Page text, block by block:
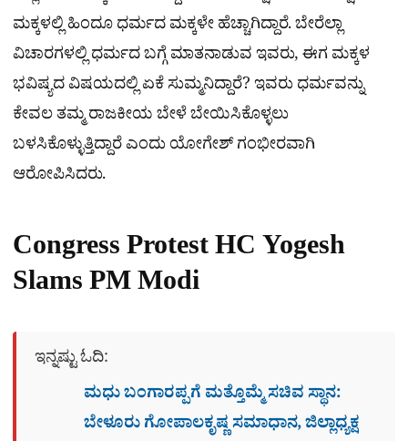
ಮಕ್ಕಳಲ್ಲಿ ಹಿಂದೂ ಧರ್ಮದ ಮಕ್ಕಳೇ ಹೆಚ್ಚಾಗಿದ್ದಾರೆ. ಬೇರೆಲ್ಲಾ
ವಿಚಾರಗಳಲ್ಲಿ ಧರ್ಮದ ಬಗ್ಗೆ ಮಾತನಾಡುವ ಇವರು, ಈಗ ಮಕ್ಕಳ
ಭವಿಷ್ಯದ ವಿಷಯದಲ್ಲಿ ಏಕೆ ಸುಮ್ಮನಿದ್ದಾರೆ? ಇವರು ಧರ್ಮವನ್ನು
ಕೇವಲ ತಮ್ಮ ರಾಜಕೀಯ ಬೇಳೆ ಬೇಯಿಸಿಕೊಳ್ಳಲು
ಬಳಸಿಕೊಳ್ಳುತ್ತಿದ್ದಾರೆ ಎಂದು ಯೋಗೇಶ್ ಗಂಭೀರವಾಗಿ
ಆರೋಪಿಸಿದರು.
Congress Protest HC Yogesh
Slams PM Modi
ಇನ್ನಷ್ಟು ಓದಿ:
ಮಧು ಬಂಗಾರಪ್ಪಗೆ ಮತ್ತೊಮ್ಮೆ ಸಚಿವ ಸ್ಥಾನ:
ಬೇಳೂರು ಗೋಪಾಲಕೃಷ್ಣ ಸಮಾಧಾನ, ಜಿಲ್ಲಾಧ್ಯಕ್ಷ